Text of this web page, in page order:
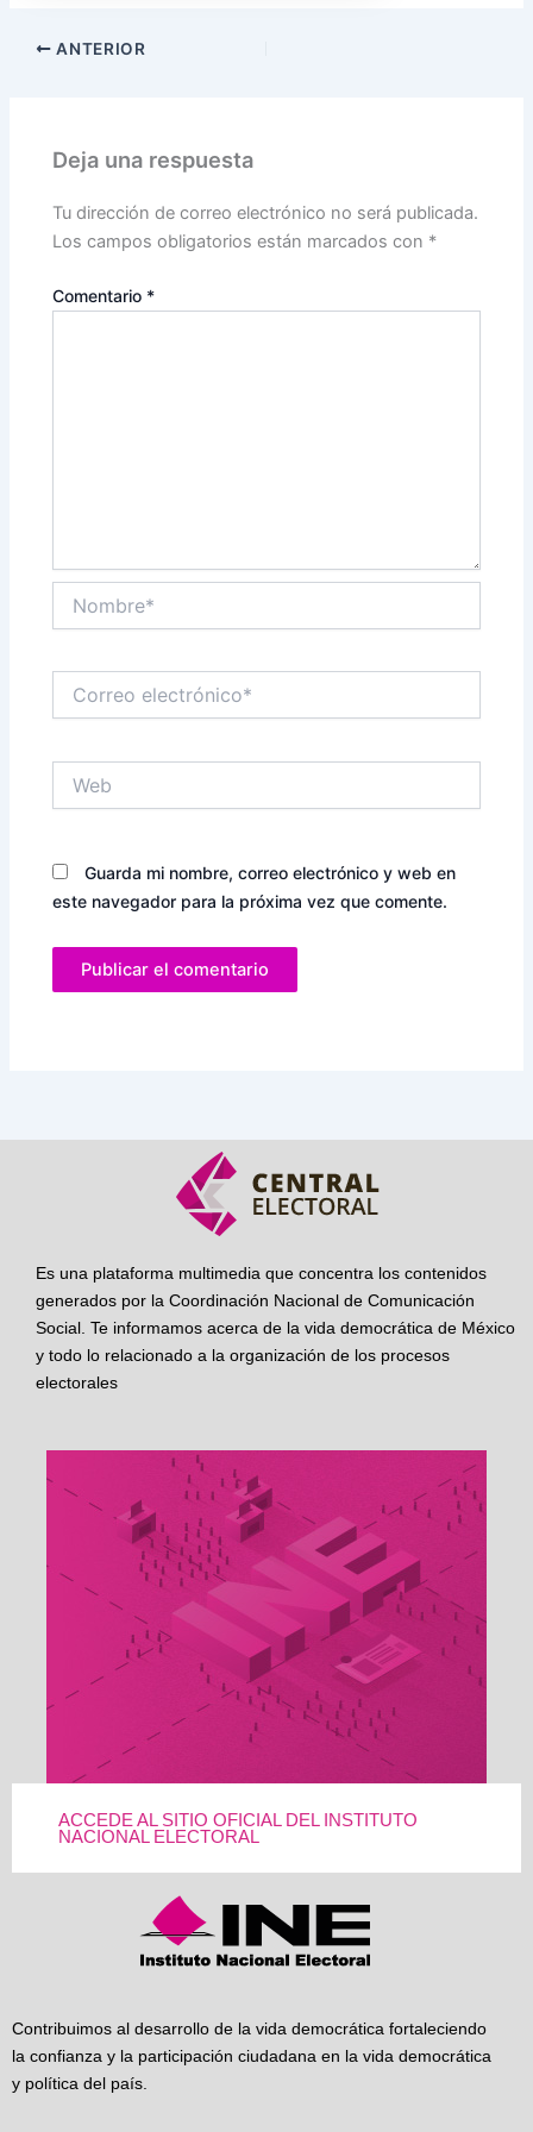
ANTERIOR
Deja una respuesta
Tu dirección de correo electrónico no será publicada.
Los campos obligatorios están marcados con *
Comentario *
electrónico*
Guarda mi nombre, correo electrónico y web en
este navegador para la próxima vez que comente.
Es una plataforma multimedia que concentra los contenidos
generados por la Coordinación Nacional de Comunicación
Social. Te informamos acerca de la vida democrática de México
y todo lo relacionado a la organización de los procesos
electorales
ACCEDE AL SITIO OFICIAL DEL INSTITUTO
NACIONAL ELECTORAL
Contribuimos al desarrollo de la vida democrática fortaleciendo
la confianza y la participación ciudadana en la vida democrática
y política del país.